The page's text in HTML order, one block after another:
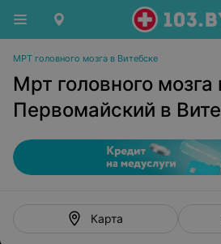
МРТ головного мозга в Витебске
Мрт головного мозга
Первомайский в
Карта